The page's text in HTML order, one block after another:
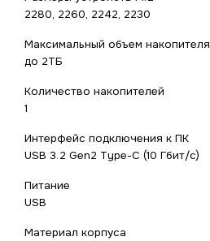
2280, 2260, 2242, 2230
Максимальный объем накопителя
до 2ТБ
Количество накопителей
1
Интерфейс подключения к ПК
USB 3.2 Gen2 Type-C (10 Гбит/с)
Питание
USB
Материал корпуса